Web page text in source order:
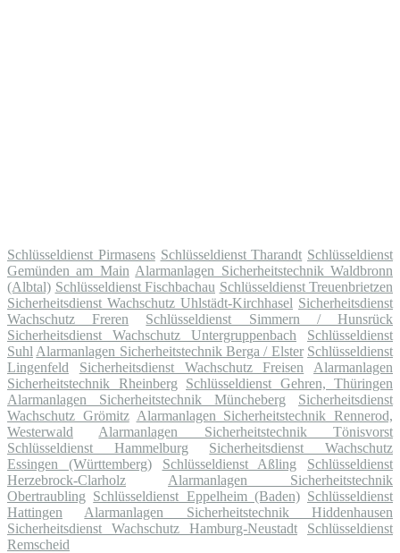
Schlüsseldienst Pirmasens Schlüsseldienst Tharandt Schlüsseldienst
Gemünden am Main Alarmanlagen Sicherheitstechnik Waldbronn
(Albtal) Schlüsseldienst Fischbachau Schlüsseldienst Treuenbrietzen
Sicherheitsdienst Wachschutz Uhlstädt-Kirchhasel Sicherheitsdienst
Wachschutz Freren
Schlüsseldienst Simmern / Hunsrück
Sicherheitsdienst Wachschutz Untergruppenbach
Schlüsseldienst
Suhl Alarmanlagen Sicherheitstechnik Berga / Elster Schlüsseldienst
Lingenfeld
Sicherheitsdienst Wachschutz Freisen
Alarmanlagen
Sicherheitstechnik Rheinberg
Schlüsseldienst Gehren, Thüringen
Alarmanlagen Sicherheitstechnik Müncheberg
Sicherheitsdienst
Wachschutz Grömitz Alarmanlagen Sicherheitstechnik Rennerod,
Westerwald
Alarmanlagen Sicherheitstechnik Tönisvorst
Schlüsseldienst Hammelburg
Sicherheitsdienst Wachschutz
Essingen (Württemberg)
Schlüsseldienst Aßling
Schlüsseldienst
Herzebrock-Clarholz
Alarmanlagen Sicherheitstechnik
Obertraubling Schlüsseldienst Eppelheim (Baden) Schlüsseldienst
Hattingen
Alarmanlagen Sicherheitstechnik Hiddenhausen
Sicherheitsdienst Wachschutz Hamburg-Neustadt
Schlüsseldienst
Remscheid